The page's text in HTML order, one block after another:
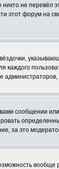
не
этот форум
сообщении
за это